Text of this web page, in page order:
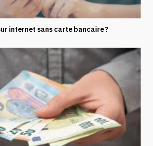
internet sans carte bancaire ?